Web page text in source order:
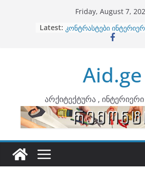
Friday, August 7,
Latest: ბინების გაერთიანება
კონტრასტები
ინტერიერის დიზიანი
არტემიდი
Aid.ge
არქიტექტურა , ინტერიერი